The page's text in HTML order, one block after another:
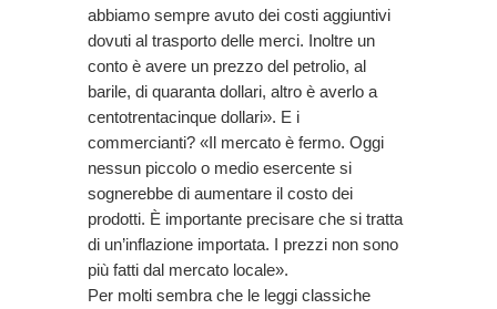
abbiamo sempre avuto dei costi aggiuntivi
dovuti al trasporto delle merci. Inoltre un
conto è avere un prezzo del petrolio, al
barile, di quaranta dollari, altro è averlo a
centotrentacinque dollari». E i
commercianti? «Il mercato è fermo. Oggi
nessun piccolo o medio esercente si
sognerebbe di aumentare il costo dei
prodotti. È importante precisare che si tratta
di un’inflazione importata. I prezzi non sono
più fatti dal mercato locale».
Per molti sembra che le leggi classiche